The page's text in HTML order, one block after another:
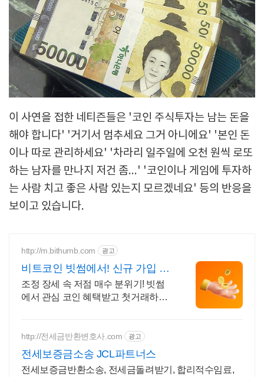
이 사연을 접한 네티즌들은 '코인 주식투자는 남는 돈을
해야 합니다' '거기서 멈추세요 그거 아니에요' '본인 돈
이나 따로 관리하세요' '차라리 일주일에 오천 원씩 로또
하는 남자를 만나지 저건 좀...' '코인이나 게임에 투자하
는 사람 치고 좋은 사람 있는지 모르겠네요' 등의 반응을
보이고 있습니다.
http://m.bithumb.com 광고
비트코인 빗썸에서! 신규 가입 시
5만원 혜택
조정 장세 속 저점 매수 분위기! 빗썸
에서 관심 코인 혜택받고 첫거래하세
http://전세금반환변호사.com 광고
전세보증금소송 JCL파트너스
전세보증금반환소송, 전세금돌려받기, 합리적수임료,